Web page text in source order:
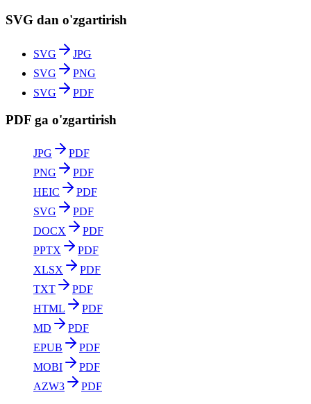
SVG dan o'zgartirish
SVG
JPG
SVG
PNG
SVG
PDF
PDF ga o'zgartirish
JPG
PDF
PNG
PDF
HEIC
PDF
SVG
PDF
DOCX
PDF
PPTX
PDF
XLSX
PDF
TXT
PDF
HTML
PDF
MD
PDF
EPUB
PDF
MOBI
PDF
AZW3
PDF